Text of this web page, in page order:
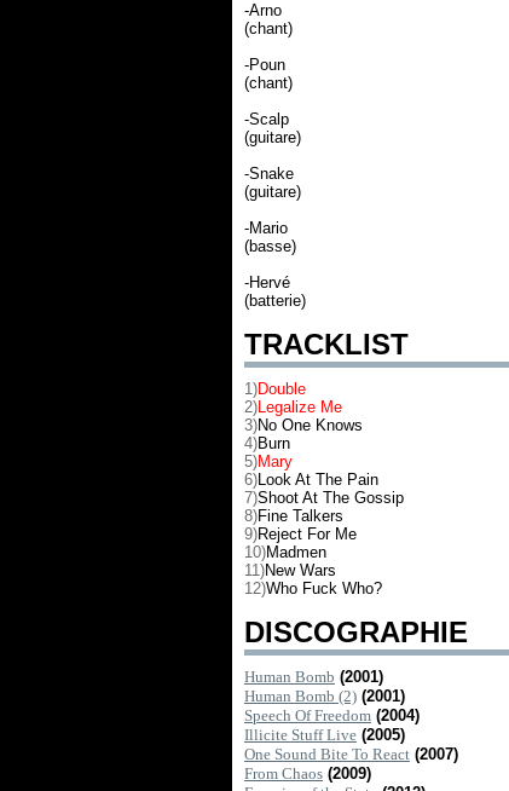
-Arno
(chant)
-Poun
(chant)
-Scalp
(guitare)
-Snake
(guitare)
-Mario
(basse)
-Hervé
(batterie)
TRACKLIST
1)Double
2)Legalize Me
3)No One Knows
4)Burn
5)Mary
6)Look At The Pain
7)Shoot At The Gossip
8)Fine Talkers
9)Reject For Me
10)Madmen
11)New Wars
12)Who Fuck Who?
DISCOGRAPHIE
Human Bomb (2001)
Human Bomb (2) (2001)
Speech Of Freedom (2004)
Illicite Stuff Live (2005)
One Sound Bite To React (2007)
From Chaos (2009)